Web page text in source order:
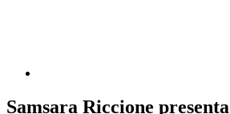
Samsara Riccione presenta